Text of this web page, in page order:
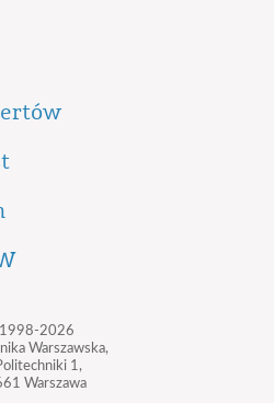
2026
Warszawska,
1,
Warszawa